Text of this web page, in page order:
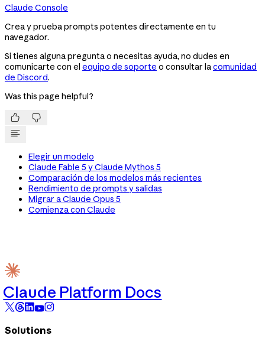
Claude Console
Crea y prueba prompts potentes directamente en tu
navegador.
Si tienes alguna pregunta o necesitas ayuda, no dudes en
comunicarte con el equipo de soporte o consultar lacomunidad
de Discord.
Was this page helpful?
 
Elegir un modelo
Claude Fable 5 y Claude Mythos 5
Comparación de los modelos más recientes
Rendimiento de prompts y salidas
Migrar a Claude Opus 5
Comienza con Claude
Claude Platform Docs
Solutions